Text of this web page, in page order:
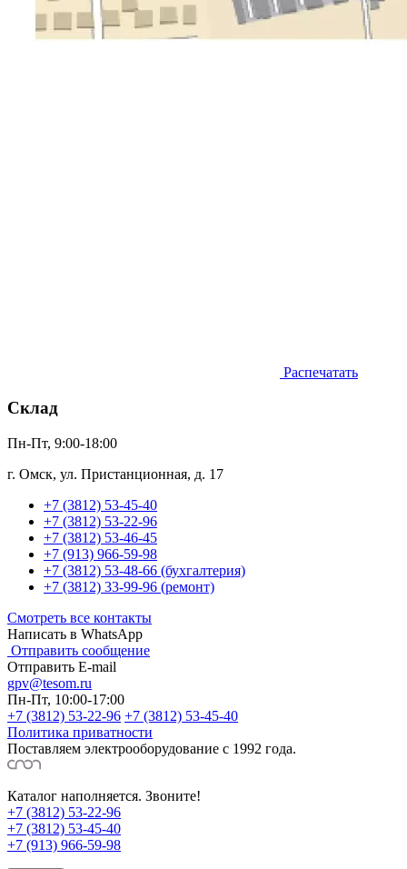
Распечатать
Склад
Пн-Пт, 9:00-18:00
г. Омск, ул. Пристанционная, д. 17
+7 (3812) 53-45-40
+7 (3812) 53-22-96
+7 (3812) 53-46-45
+7 (913) 966-59-98
+7 (3812) 53-48-66 (бухгалтерия)
+7 (3812) 33-99-96 (ремонт)
Смотреть все контакты
Написать в WhatsApp
Отправить сообщение
Отправить E-mail
gpv@tesom.ru
Пн-Пт, 10:00-17:00
+7 (3812) 53-22-96 +7 (3812) 53-45-40
Политика приватности
Поставляем электрооборудование с 1992 года.
Каталог наполняется. Звоните!
+7 (3812) 53-22-96
+7 (3812) 53-45-40
+7 (913) 966-59-98